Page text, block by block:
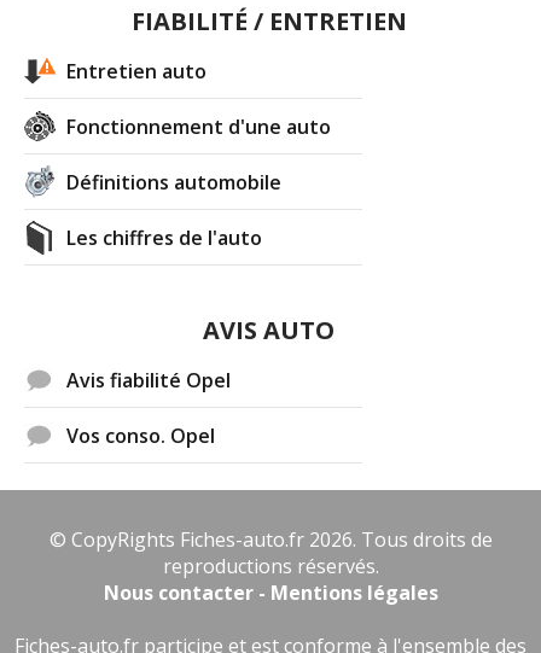
FIABILITÉ / ENTRETIEN
Entretien auto
Fonctionnement d'une auto
Définitions automobile
Les chiffres de l'auto
AVIS AUTO
Avis fiabilité Opel
Vos conso. Opel
© CopyRights Fiches-auto.fr 2026. Tous droits de
reproductions réservés.
Nous contacter - Mentions légales
Fiches-auto.fr participe et est conforme à l'ensemble des